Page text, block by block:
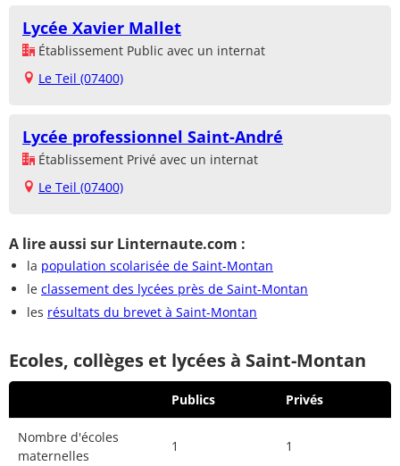
Lycée Xavier Mallet
Établissement Public avec un internat
Le Teil (07400)
Lycée professionnel Saint-André
Établissement Privé avec un internat
Le Teil (07400)
A lire aussi sur Linternaute.com :
la population scolarisée de Saint-Montan
le classement des lycées près de Saint-Montan
les résultats du brevet à Saint-Montan
Ecoles, collèges et lycées à Saint-Montan
Publics Privés
Nombre d'écoles
maternelles
1 1